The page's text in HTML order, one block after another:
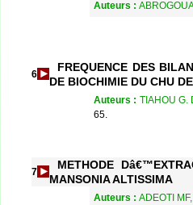
Auteurs :
6
FREQUENCE DES
DE BIOCHIMIE DU CHU
Auteurs : TIAHOU G.
65.
7
METHODE
MANSONIA ALTISSIMA
Auteurs : ADEOTI